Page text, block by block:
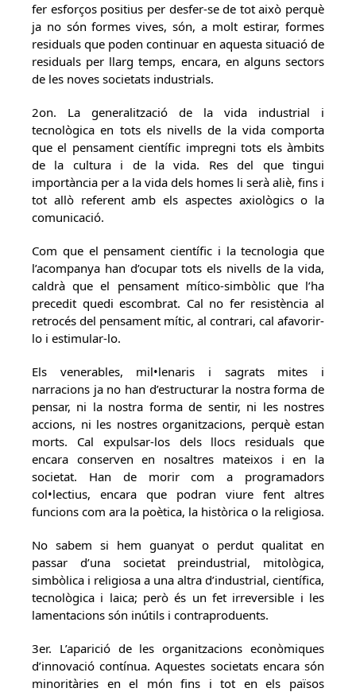
fer esforços positius per desfer-se de tot això perquè
ja no són formes vives, són, a molt estirar, formes
residuals que poden continuar en aquesta situació de
residuals per llarg temps, encara, en alguns sectors
de les noves societats industrials.
2on. La generalització de la vida industrial i
tecnològica en tots els nivells de la vida comporta
que el pensament científic impregni tots els àmbits
de la cultura i de la vida. Res del que tingui
importància per a la vida dels homes li serà aliè, fins i
tot allò referent amb els aspectes axiològics o la
comunicació.
Com que el pensament científic i la tecnologia que
l’acompanya han d’ocupar tots els nivells de la vida,
caldrà que el pensament mítico-simbòlic que l’ha
precedit quedi escombrat. Cal no fer resistència al
retrocés del pensament mític, al contrari, cal afavorir-
lo i estimular-lo.
Els venerables, mil•lenaris i sagrats mites i
narracions ja no han d’estructurar la nostra forma de
pensar, ni la nostra forma de sentir, ni les nostres
accions, ni les nostres organitzacions, perquè estan
morts. Cal expulsar-los dels llocs residuals que
encara conserven en nosaltres mateixos i en la
societat. Han de morir com a programadors
col•lectius, encara que podran viure fent altres
funcions com ara la poètica, la històrica o la religiosa.
No sabem si hem guanyat o perdut qualitat en
passar d’una societat preindustrial, mitològica,
simbòlica i religiosa a una altra d’industrial, científica,
tecnològica i laica; però és un fet irreversible i les
lamentacions són inútils i contraproduents.
3er. L’aparició de les organitzacions econòmiques
d’innovació contínua. Aquestes societats encara són
minoritàries en el món fins i tot en els països